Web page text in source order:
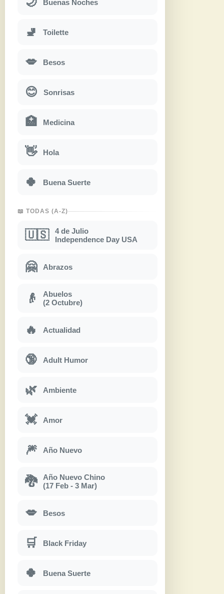
Buenas Noches
🚽 Toilette
💋 Besos
😊 Sonrisas
🏥 Medicina
👋 Hola
🍀 Buena Suerte
📖 TODAS (A-Z)
🇺🇸
4 de Julio
Independence Day USA
🤗 Abrazos
👴
Abuelos
(2 Octubre)
🔥 Actualidad
🔞 Adult Humor
🌿 Ambiente
💓 Amor
🎆 Año Nuevo
🐉
Año Nuevo Chino
(17 Feb - 3 Mar)
💋 Besos
🛒 Black Friday
🍀 Buena Suerte